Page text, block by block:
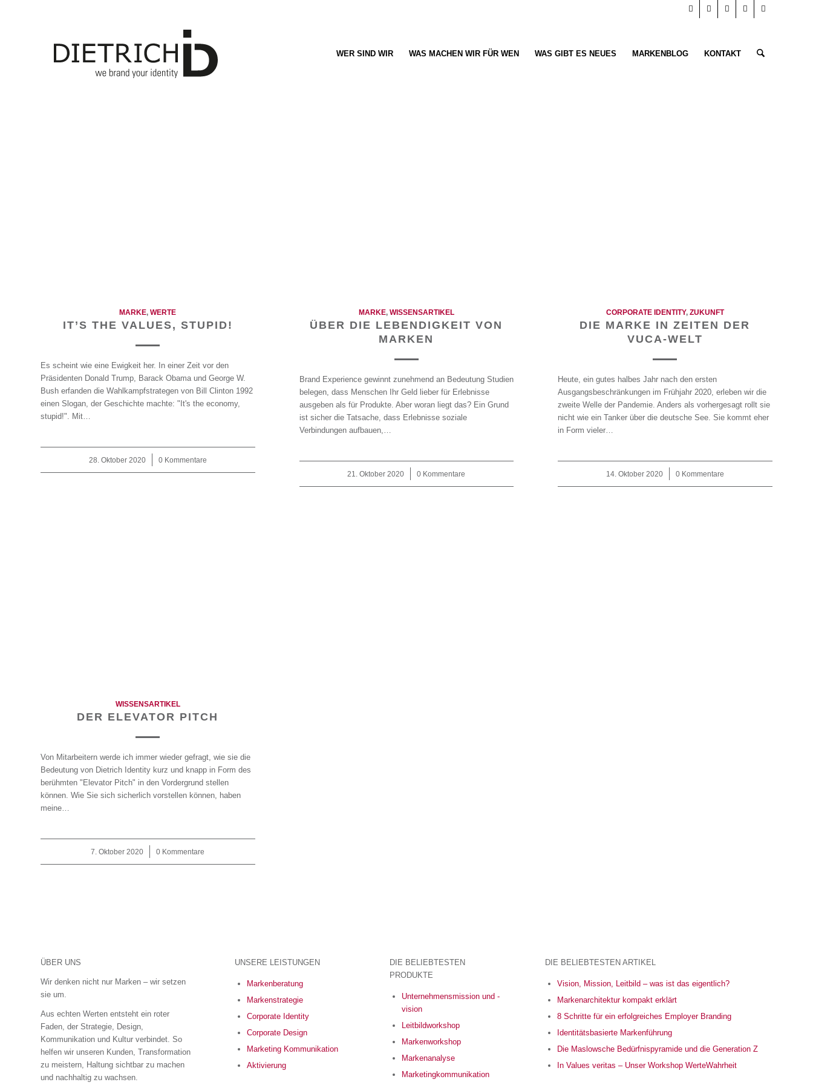
WER SIND WIR WAS MACHEN WIR FÜR WEN WAS GIBT ES NEUES MARKENBLOG KONTAKT
MARKE,WERTE
IT’S THE VALUES, STUPID!
Es scheint wie eine Ewigkeit her. In einer Zeit vor den
Präsidenten Donald Trump, Barack Obama und George W.
Bush erfanden die Wahlkampfstrategen von Bill Clinton 1992
einen Slogan, der Geschichte machte: "It's the economy,
stupid!". Mit…
28. Oktober 2020
/ 0 Kommentare
MARKE, WISSENSARTIKEL
ÜBER DIE LEBENDIGKEIT VON
MARKEN
Brand Experience gewinnt zunehmend an Bedeutung Studien
belegen, dass Menschen Ihr Geld lieber für Erlebnisse
ausgeben als für Produkte. Aber woran liegt das? Ein Grund
ist sicher die Tatsache, dass Erlebnisse soziale
Verbindungen aufbauen,…
21. Oktober 2020
/ 0 Kommentare
CORPORATE IDENTITY, ZUKUNFT
DIE MARKE IN ZEITEN DER
VUCA-WELT
Heute, ein gutes halbes Jahr nach den ersten
Ausgangsbeschränkungen im Frühjahr 2020, erleben wir die
zweite Welle der Pandemie. Anders als vorhergesagt rollt sie
nicht wie ein Tanker über die deutsche See. Sie kommt eher
in Form vieler…
14. Oktober 2020
/ 0 Kommentare
WISSENSARTIKEL
DER ELEVATOR PITCH
Von Mitarbeitern werde ich immer wieder gefragt, wie sie die
Bedeutung von Dietrich Identity kurz und knapp in Form des
berühmten "Elevator Pitch" in den Vordergrund stellen
können. Wie Sie sich sicherlich vorstellen können, haben
meine…
7. Oktober 2020
/ 0 Kommentare
ÜBER UNS
Wir denken nicht nur Marken – wir setzen
sie um.
Aus echten Werten entsteht ein roter
Faden, der Strategie, Design,
Kommunikation und Kultur verbindet. So
helfen wir unseren Kunden, Transformation
zu meistern, Haltung sichtbar zu machen
und nachhaltig zu wachsen.
UNSERE LEISTUNGEN
Markenberatung
Markenstrategie
Corporate Identity
Corporate Design
Marketing Kommunikation
Aktivierung
DIE BELIEBTESTEN
PRODUKTE
Unternehmensmission und -
vision
Leitbildworkshop
Markenworkshop
Markenanalyse
Marketingkommunikation
DIE BELIEBTESTEN ARTIKEL
Vision, Mission, Leitbild – was ist das eigentlich?
Markenarchitektur kompakt erklärt
8 Schritte für ein erfolgreiches Employer Branding
Identitätsbasierte Markenführung
Die Maslowsche Bedürfnispyramide und die Generation Z
In Values veritas – Unser Workshop WerteWahrheit